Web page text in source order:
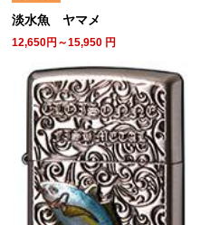
淡水魚 ヤマメ
12,650円～15,950 円